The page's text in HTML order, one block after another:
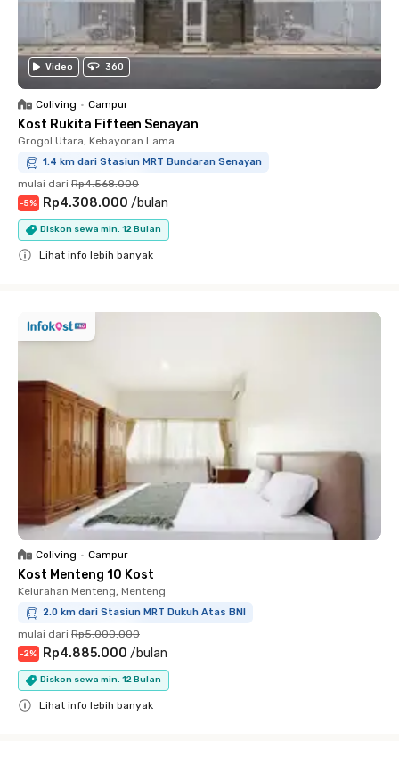
Video 360
Coliving • Campur
Kost Rukita Fifteen Senayan
Grogol Utara, Kebayoran Lama
1.4 km dari Stasiun MRT Bundaran Senayan
mulai dari Rp4.568.000
-5% Rp4.308.000 /bulan
Diskon sewa min. 12 Bulan
Lihat info lebih banyak
Coliving • Campur
Kost Menteng 10 Kost
Kelurahan Menteng, Menteng
2.0 km dari Stasiun MRT Dukuh Atas BNI
mulai dari Rp5.000.000
-2% Rp4.885.000 /bulan
Diskon sewa min. 12 Bulan
Lihat info lebih banyak